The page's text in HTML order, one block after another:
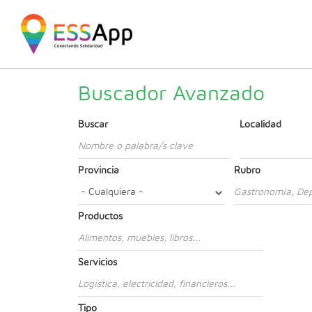
Buscador Avanzado
Buscar Localidad
Provincia Rubro
Productos
Servicios
Tipo